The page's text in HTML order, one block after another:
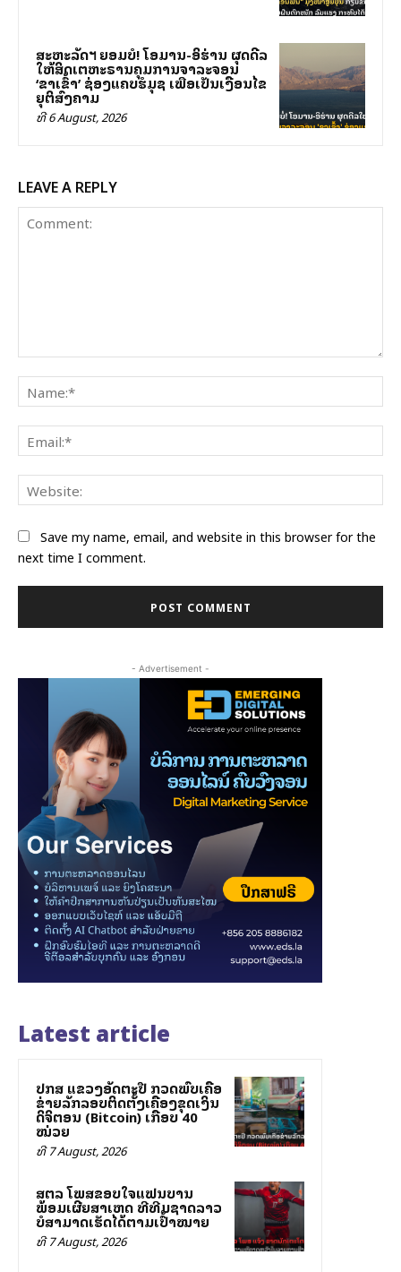
ສະຫະລັດฯ ຍອມບໍ່! ໂອມານ-ອິຮ່ານ ຜຸດດີລ
ໃຫ້ສິດເຕຫະຣານຄຸມການຈາລະຈອນ
‘ຂາເຂົ້າ’ ຊ່ອງແຄບຮໍມຸຊ ເພື່ອເປັນເງື່ອນໄຂ
ຍຸຕິສົງຄາມ
ທີ 6 August, 2026
LEAVE A REPLY
Save my name, email, and website in this browser for the
next time I comment.
- Advertisement -
Latest article
ປກສ ແຂວງອັດຕະປື ກວດພົບເຄືອ
ຂ່າຍລັກລອບຕິດຕັ້ງເຄື່ອງຂຸດເງິນ
ດິຈິຕອນ (Bitcoin) ເກືອບ 40
ໝ່ວຍ
ທີ 7 August, 2026
ສຕລ ໂພສຂອບໃຈແຟນບານ
ພ້ອມເຜີຍສາເຫດ ທີ່ທີມຊາດລາວ
ບໍ່ສາມາດເຮັດໄດ້ຕາມເປົ້າໝາຍ
ທີ 7 August, 2026